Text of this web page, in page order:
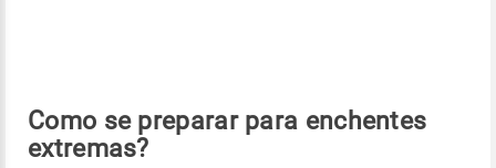
Como se preparar para enchentes
extremas?